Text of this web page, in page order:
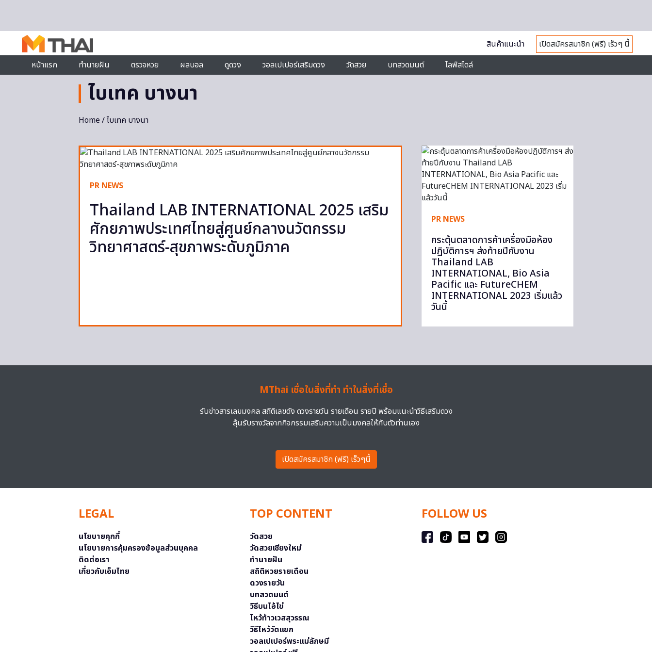
สินค้าแนะนำ
เปิดสมัครสมาชิก (ฟรี) เร็วๆ นี้
หน้าแรก
ทำนายฝัน ตรวจหวย ผลบอล ดูดวง วอลเปเปอร์เสริมดวง วัดสวย บทสวดมนต์ ไลฟ์สไตล์
ไบเทค บางนา
Home/ ไบเทค บางนา
PR NEWS
Thailand LAB INTERNATIONAL 2025 เสริม
ศักยภาพประเทศไทยสู่ศูนย์กลางนวัตกรรม
วิทยาศาสตร์-สุขภาพระดับภูมิภาค
PR NEWS
กระตุ้นตลาดการค้าเครื่องมือห้อง
ปฏิบัติการฯ ส่งท้ายปีกับงาน
Thailand LAB
INTERNATIONAL, Bio Asia
Pacific และ FutureCHEM
INTERNATIONAL 2023 เริ่มแล้ว
วันนี้
MThai เชื่อในสิ่งที่ทำ ทำในสิ่งที่เชื่อ
รับข่าวสารเลขมงคล สถิติเลขดัง ดวงรายวัน รายเดือน รายปี พร้อมแนะนำวิธีเสริมดวง
ลุ้นรับรางวัลจากกิจกรรมเสริมความเป็นมงคลให้กับตัวท่านเอง
เปิดสมัครสมาชิก (ฟรี) เร็วๆนี้
LEGAL
นโยบายคุกกี้
นโยบายการคุ้มครองข้อมูลส่วนบุคคล
ติดต่อเรา
เกี่ยวกับเอ็มไทย
TOP CONTENT
วัดสวย
วัดสวยเชียงใหม่
ทำนายฝัน
สถิติหวยรายเดือน
ดวงรายวัน
บทสวดมนต์
วิธีบนไอ้ไข่
ไหว้ท้าวเวสสุวรรณ
วิธีไหว้วัดแขก
วอลเปเปอร์พระแม่ลักษมี
FOLLOW US